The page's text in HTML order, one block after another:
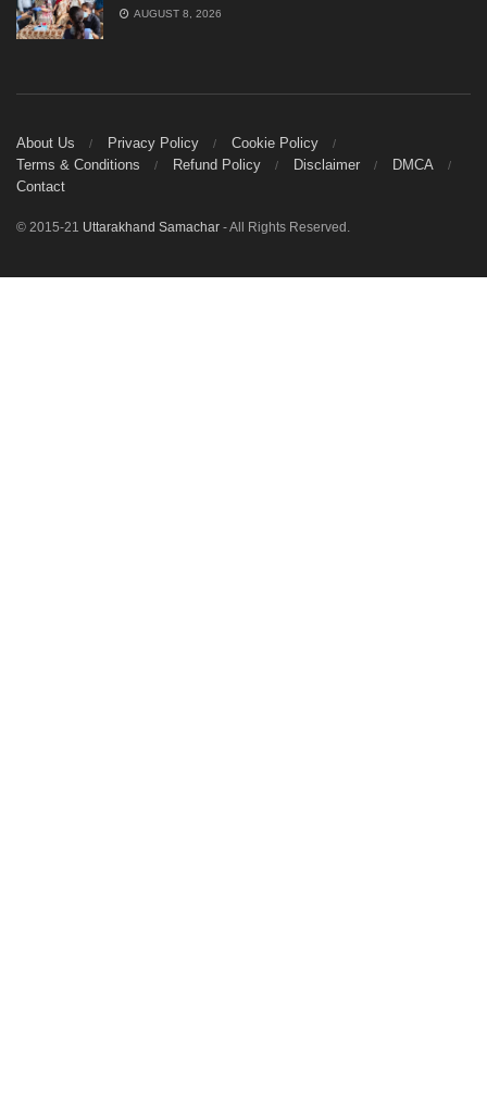
AUGUST 8, 2026
About Us Privacy Policy
Cookie Policy
Terms & Conditions
Refund Policy Disclaimer
DMCA
Contact
© 2015-21 Uttarakhand Samachar - All Rights Reserved.